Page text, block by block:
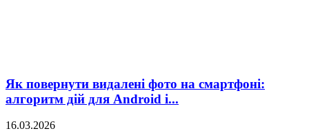
Як повернути видалені фото на смартфоні:
алгоритм дій для Android і...
16.03.2026